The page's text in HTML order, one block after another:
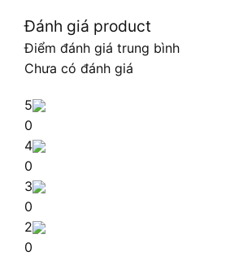
Đánh giá product
Điểm đánh giá trung bình
Chưa có đánh giá
5
0
4
0
3
0
2
0